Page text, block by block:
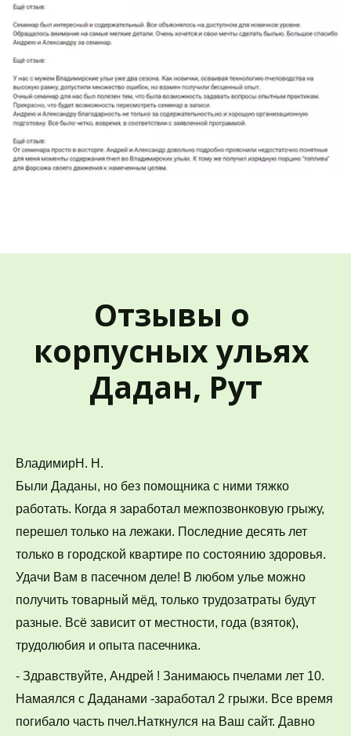
Отзывы о
корпусных ульях
Дадан, Рут
ВладимирН. Н.
Были Даданы, но без помощника с ними тяжко
работать. Когда я заработал межпозвонковую грыжу,
перешел только на лежаки. Последние десять лет
только в городской квартире по состоянию здоровья.
Удачи Вам в пасечном деле! В любом улье можно
получить товарный мёд, только трудозатраты будут
разные. Всё зависит от местности, года (взяток),
трудолюбия и опыта пасечника.
- Здравствуйте, Андрей ! Занимаюсь пчелами лет 10.
Намаялся с Даданами -заработал 2 грыжи. Все время
погибало часть пчел.Наткнулся на Ваш сайт. Давно